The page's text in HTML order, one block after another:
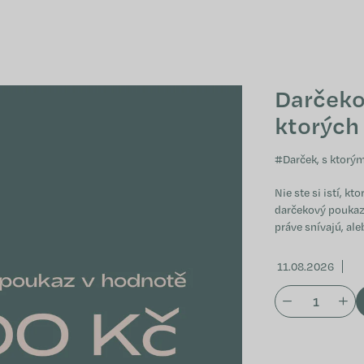
#Darček, s
Nie ste si istí,
darčekový
práve snívajú,
11.08.2026